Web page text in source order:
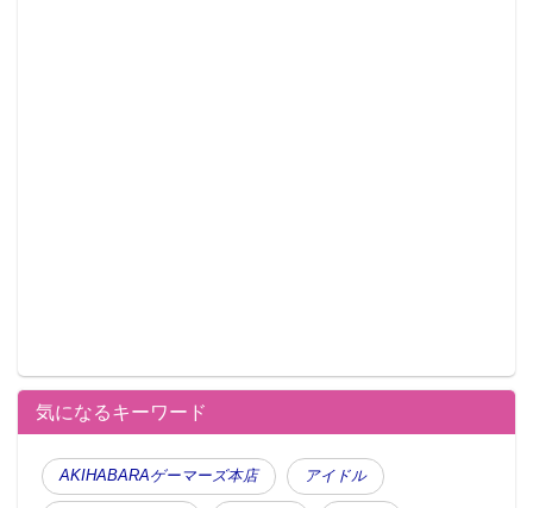
気になるキーワード
AKIHABARAゲーマーズ本店 アイドル